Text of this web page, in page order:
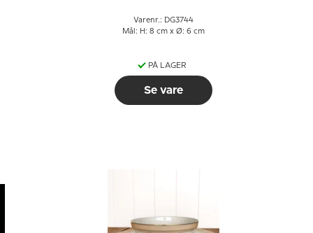
Varenr.: DG3744
Mål: H: 8 cm x Ø: 6 cm
PÅ LAGER
Se vare